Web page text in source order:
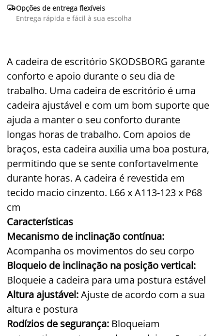
Opções de entrega flexíveis
Entrega rápida e fácil à sua escolha
A cadeira de escritório SKODSBORG garante
conforto e apoio durante o seu dia de
trabalho. Uma cadeira de escritório é uma
cadeira ajustável e com um bom suporte que
ajuda a manter o seu conforto durante
longas horas de trabalho. Com apoios de
braços, esta cadeira auxilia uma boa postura,
permitindo que se sente confortavelmente
durante horas. A cadeira é revestida em
tecido macio cinzento. L66 x A113-123 x P68
cm
Características
Mecanismo de inclinação contínua:
Acompanha os movimentos do seu corpo
Bloqueio de inclinação na posição vertical:
Bloqueie a cadeira para uma postura estável
Altura ajustável:Ajuste de acordo com a sua
altura e postura
Rodízios de segurança: Bloqueiam